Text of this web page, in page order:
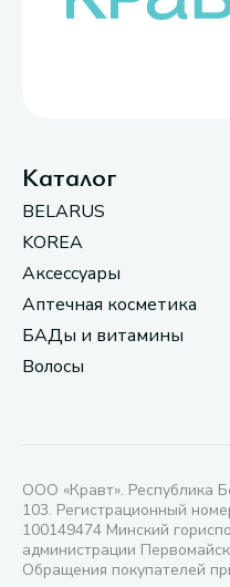
Каталог
BELARUS
KOREA
Аксессуары
Аптечная косметика
БАДы и витамины
Волосы
ООО «Кравт». Республика
103. Регистрационный
100149474 Минский
администрации
Обращения покупателей